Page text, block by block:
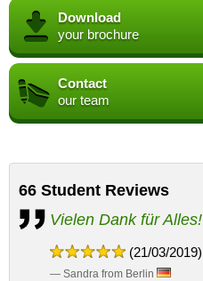
Download
your brochure
Contact
our team
66 Student Reviews
Vielen Dank für Alles!
(21/03/2019)
— Sandra from Berlin